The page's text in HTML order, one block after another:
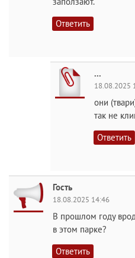
Ответить
...
18.08.2025
они
так не
Ответить
Гость
18.08.2025 14:46
В прошлом году
в этом парке?
Ответить